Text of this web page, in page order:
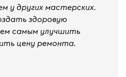
у других мастерских.
здоровую
самым улучшить
цену ремонта.